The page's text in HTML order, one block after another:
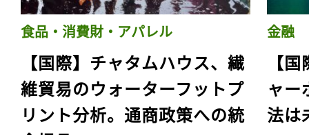
食品・消費財・アパレル
【国際】チャタムハウス、繊
維貿易のウォーターフットプ
リント分析。通商政策への統
金融
【
ャー
法は